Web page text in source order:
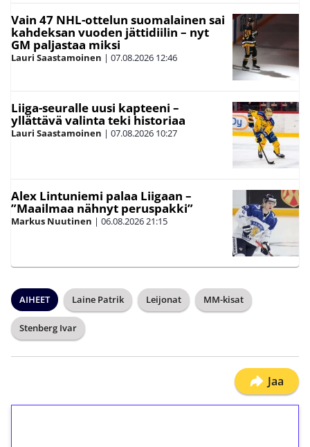
Vain 47 NHL-ottelun suomalainen sai
kahdeksan vuoden jättidiilin – nyt
GM paljastaa miksi
Lauri Saastamoinen | 07.08.2026 12:46
Liiga-seuralle uusi kapteeni –
yllättävä valinta teki historiaa
Lauri Saastamoinen | 07.08.2026 10:27
Alex Lintuniemi palaa Liigaan –
”Maailmaa nähnyt peruspakki”
Markus Nuutinen | 06.08.202621:15
AIHEET Laine Patrik Leijonat MM-kisat
Stenberg Ivar
Jaa